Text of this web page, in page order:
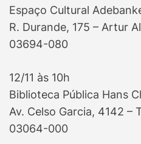
Espaço Cultural
R. Durande, 175 – Artur
03694-080
12/11 às 10h
Biblioteca Pública Hans
Av. Celso Garcia, 4142 –
03064-000